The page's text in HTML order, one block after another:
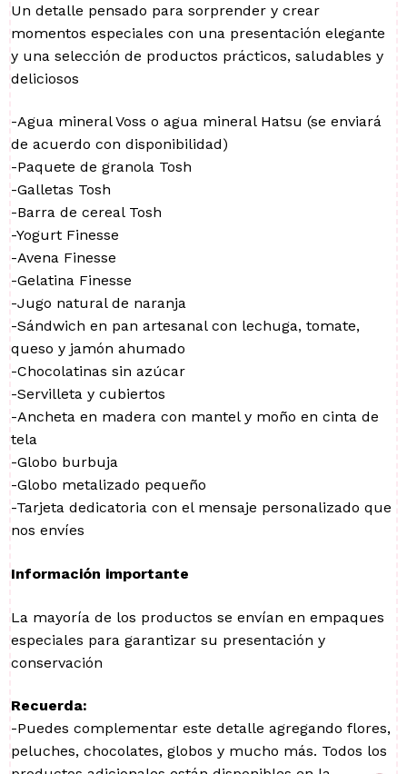
Un detalle pensado para sorprender y crear
momentos especiales con una presentación elegante
y una selección de productos prácticos, saludables y
deliciosos
-Agua mineral Voss o agua mineral Hatsu (se enviará
de acuerdo con disponibilidad)
-Paquete de granola Tosh
-Galletas Tosh
-Barra de cereal Tosh
-Yogurt Finesse
-Avena Finesse
-Gelatina Finesse
-Jugo natural de naranja
-Sándwich en pan artesanal con lechuga, tomate,
queso y jamón ahumado
-Chocolatinas sin azúcar
-Servilleta y cubiertos
-Ancheta en madera con mantel y moño en cinta de
tela
-Globo burbuja
-Globo metalizado pequeño
-Tarjeta dedicatoria con el mensaje personalizado que
nos envíes
Información importante
La mayoría de los productos se envían en empaques
especiales para garantizar su presentación y
conservación
Recuerda:
-Puedes complementar este detalle agregando flores,
peluches, chocolates, globos y mucho más. Todos los